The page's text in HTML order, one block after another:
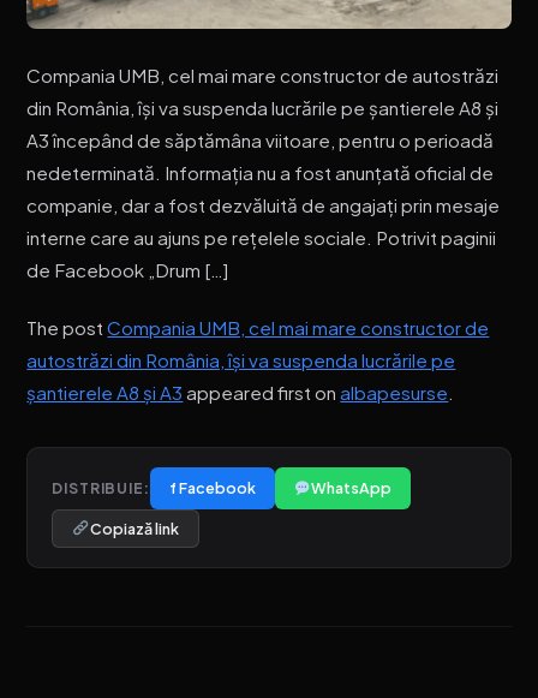
Compania UMB, cel mai mare constructor de autostrăzi
din România, își va suspenda lucrările pe șantierele A8 și
A3 începând de săptămâna viitoare, pentru o perioadă
nedeterminată. Informația nu a fost anunțată oficial de
companie, dar a fost dezvăluită de angajați prin mesaje
interne care au ajuns pe rețelele sociale. Potrivit paginii
de Facebook „Drum […]
The postCompania UMB, cel mai mare constructor de
autostrăzi din România, își va suspenda lucrările pe
șantierele A8 și A3 appeared first onalbapesurse
DISTRIBUIE: f Facebook WhatsApp
Copiază link